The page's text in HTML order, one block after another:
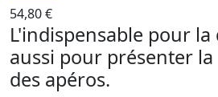
54,80 €
L'indispensable pour la
aussi pour présenter
des apéros.